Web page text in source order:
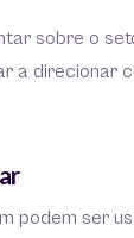
sobre o
a direcionar
podem ser